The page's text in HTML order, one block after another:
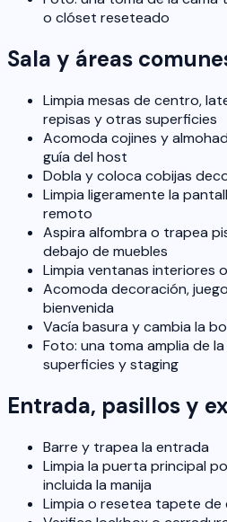
o clóset reseteado
Sala y áreas
Limpia mesas de centro,
repisas y otras superficies
Acomoda cojines y
guía del host
Dobla y coloca cobijas
Limpia ligeramente la
remoto
Aspira alfombra o trapea
debajo de muebles
Limpia ventanas interiores
Acomoda decoración,
bienvenida
Vacía basura y cambia la
Foto: una toma amplia de
superficies y staging
Entrada, pasillos y
Barre y trapea la entrada
Limpia la puerta principal
incluida la manija
Limpia o resetea tapete de